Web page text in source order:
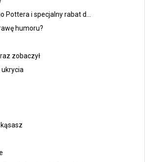
Pottera i specjalny rabat d...
humoru?
zobaczył